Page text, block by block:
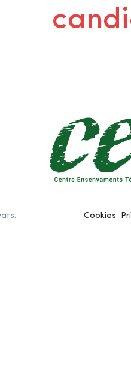
Cookies